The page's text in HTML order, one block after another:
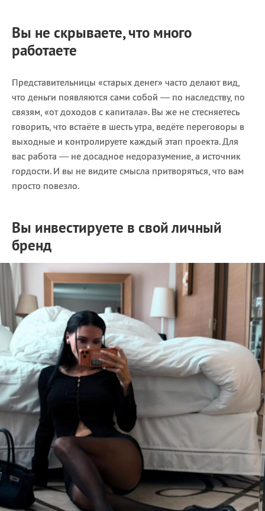
Вы не скрываете, что много
работаете
Представительницы «старых денег» часто делают вид,
что деньги появляются сами собой — по наследству, по
связям, «от доходов с капитала». Вы же не стесняетесь
говорить, что встаёте в шесть утра, ведёте переговоры в
выходные и контролируете каждый этап проекта. Для
вас работа — не досадное недоразумение, а источник
гордости. И вы не видите смысла притворяться, что вам
просто повезло.
Вы инвестируете в свой личный
бренд